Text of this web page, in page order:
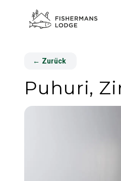
← Zurück
Puhuri,